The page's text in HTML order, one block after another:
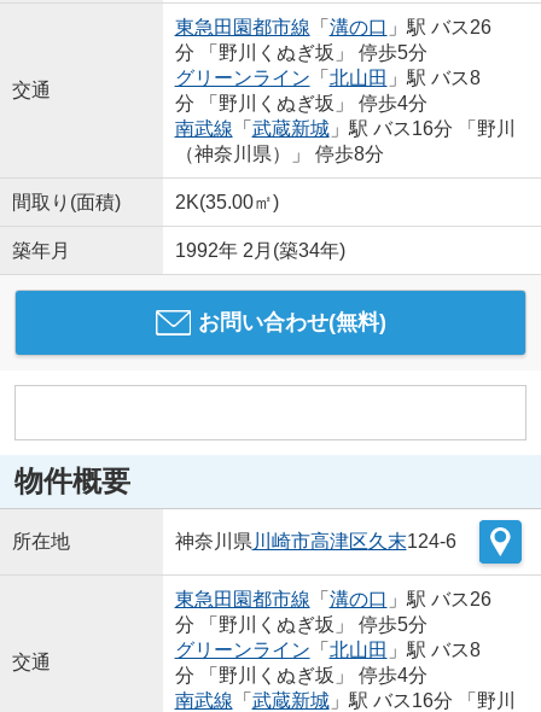
交通
東急田園都市線 「 溝の口 」駅 バス26
分 「野川くぬぎ坂」 停歩5分
グリーンライン 「 北山田 」駅 バス8
分 「野川くぬぎ坂」 停歩4分
南武線 「 武蔵新城」駅 バス16分 「野川
（神奈川県）」 停歩8分
間取り(面積) 2K(35.00㎡)
築年月 1992年 2月(築34年)
お問い合わせ(無料)
物件概要
所在地 神奈川県 川崎市高津区久末124-6
交通
東急田園都市線 「 溝の口 」駅 バス26
分 「野川くぬぎ坂」 停歩5分
グリーンライン 「 北山田 」駅 バス8
分 「野川くぬぎ坂」 停歩4分
南武線 「 武蔵新城」駅 バス16分 「野川